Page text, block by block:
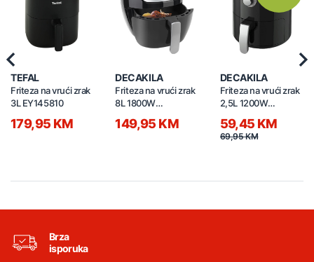
TEFAL
Friteza na vrući zrak
3L EY145810
179,95 KM
DECAKILA
Friteza na vrući zrak
8L 1800W
149,95 KM
DECAKILA
Friteza na vrući zrak
2,5L 1200W
59,45 KM
69,95 KM
Previous
Brza
isporuka